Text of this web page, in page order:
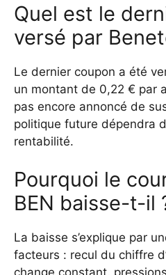
Quel est le
versé par
Le dernier coupon a été
un montant de 0,22 € par
pas encore annoncé de
politique future dépendra
rentabilité.
Pourquoi le
BEN baisse-t-il
La baisse s’explique par
facteurs : recul du chiffre